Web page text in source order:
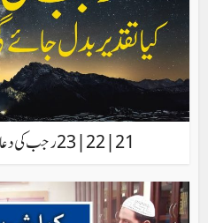
21 | 22 | 23رجب کی دعا، کیا تقدیر بدل جائے گی؟